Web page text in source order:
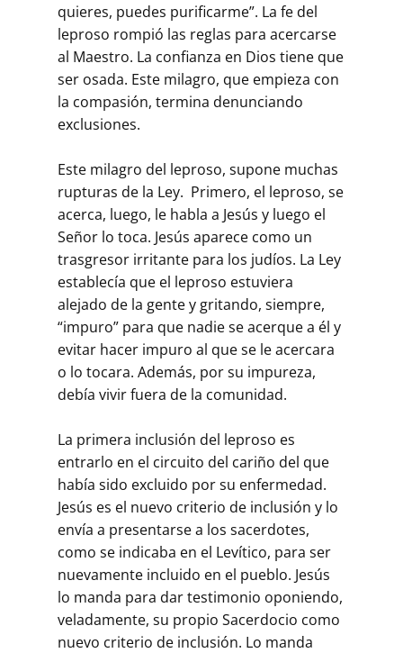
quieres, puedes purificarme”. La fe del
leproso rompió las reglas para acercarse
al Maestro. La confianza en Dios tiene que
ser osada. Este milagro, que empieza con
la compasión, termina denunciando
exclusiones.
Este milagro del leproso, supone muchas
rupturas de la Ley. Primero, el leproso, se
acerca, luego, le habla a Jesús y luego el
Señor lo toca. Jesús aparece como un
trasgresor irritante para los judíos. La Ley
establecía que el leproso estuviera
alejado de la gente y gritando, siempre,
“impuro” para que nadie se acerque a él y
evitar hacer impuro al que se le acercara
o lo tocara. Además, por su impureza,
debía vivir fuera de la comunidad.
La primera inclusión del leproso es
entrarlo en el circuito del cariño del que
había sido excluido por su enfermedad.
Jesús es el nuevo criterio de inclusión y lo
envía a presentarse a los sacerdotes,
como se indicaba en el Levítico, para ser
nuevamente incluido en el pueblo. Jesús
lo manda para dar testimonio oponiendo,
veladamente, su propio Sacerdocio como
nuevo criterio de inclusión. Lo manda